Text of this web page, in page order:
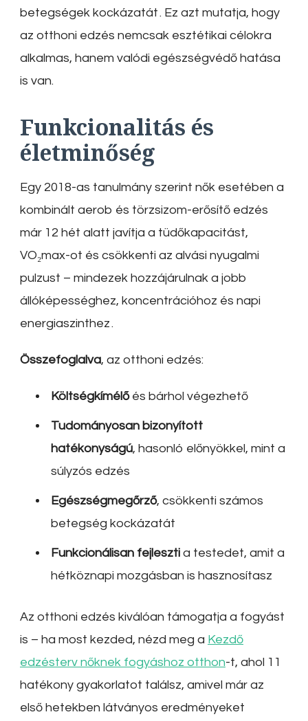
betegségek kockázatát. Ez azt mutatja, hogy
az otthoni edzés nemcsak esztétikai célokra
alkalmas, hanem valódi egészségvédő hatása
is van.
Funkcionalitás és
életminőség
Egy 2018-as tanulmány szerint nők esetében a
kombinált aerob és törzsizom-erősítő edzés
már 12 hét alatt javítja a tüdőkapacitást,
VO₂max-ot és csökkenti az alvási nyugalmi
pulzust – mindezek hozzájárulnak a jobb
állóképességhez, koncentrációhoz és napi
energiaszinthez.
Összefoglalva, az otthoni edzés:
Költségkímélőés bárhol végezhető
Tudományosan bizonyított
hatékonyságú, hasonló előnyökkel, mint a
súlyzós edzés
Egészségmegőrző, csökkenti számos
betegség kockázatát
Funkcionálisan fejleszti a testedet, amit a
hétköznapi mozgásban is hasznosítasz
Az otthoni edzés kiválóan támogatja a fogyást
is – ha most kezded, nézd meg a Kezdő
edzésterv nőknek fogyáshoz otthon-t, ahol 11
hatékony gyakorlatot találsz, amivel már az
első hetekben látványos eredményeket